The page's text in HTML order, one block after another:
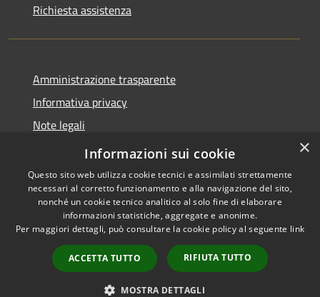
Richiesta assistenza
Amministrazione trasparente
Informativa privacy
Note legali
Dichiarazione di accessibilità
Accessibilità
Copyright © 2026 • Comune di
Paternò • Powered by
Municipium•
Accesso
redazione
×
Informazioni sui cookie
Questo sito web utilizza cookie tecnici e assimilati strettamente
necessari al corretto funzionamento e alla navigazione del sito,
nonché un cookie tecnico analitico al solo fine di elaborare
informazioni statistiche, aggregate e anonime.
Per maggiori dettagli, può consultare la cookie policy al seguente link
ACCETTA TUTTO RIFIUTA TUTTO
MOSTRA DETTAGLI